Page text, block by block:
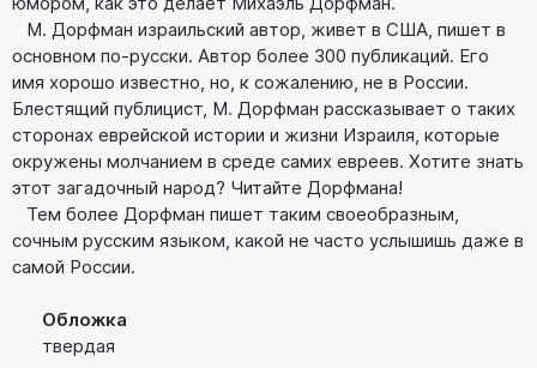
М. Дорфман израильский автор, живет в США, пишет в
основном по-русски. Автор более 300 публикаций. Его
имя хорошо известно, но, к сожалению, не в России.
Блестящий публицист, М. Дорфман рассказывает о таких
сторонах еврейской истории и жизни Израиля, которые
окружены молчанием в среде самих евреев. Хотите знать
этот загадочный народ? Читайте Дорфмана!
Тем более Дорфман пишет таким своеобразным,
сочным русским языком, какой не часто услышишь даже в
самой России.
Обложка
твердая